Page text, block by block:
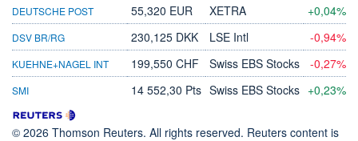
DEUTSCHE POST 55,320 EUR XETRA +0,04%
DSV BR/RG 230,125 DKK LSE Intl -0,94%
KUEHNE+NAGEL INT 199,550 CHF Swiss EBS Stocks -0,27%
SMI 14 552,30 Pts Swiss EBS Stocks +0,23%
© 2026 Thomson Reuters. All rights reserved. Reuters content is